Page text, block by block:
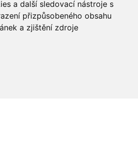
a další sledovací nástroje s
přizpůsobeného obsahu
a zjištění zdroje